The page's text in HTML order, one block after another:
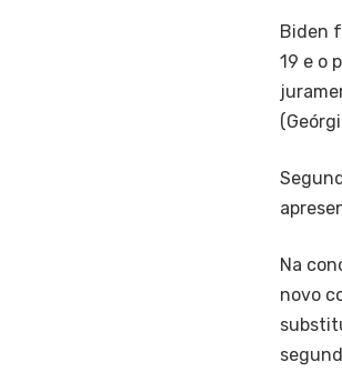
Biden
19 e o
Na
novo